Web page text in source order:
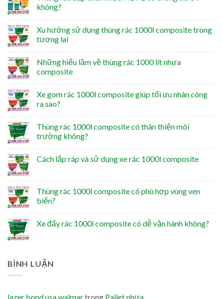
không?
Xu hướng sử dụng thùng rác 1000l composite trong
tương lai
Những hiểu lầm về thùng rác 1000 lít nhựa
composite
Xe gom rác 1000l composite giúp tối ưu nhân công
ra sao?
Thùng rác 1000l composite có thân thiện môi
trường không?
Cách lắp ráp và sử dụng xe rác 1000l composite
Thùng rác 1000l composite có phù hợp vùng ven
biển?
Xe đẩy rác 1000l composite có dễ vận hành không?
BÌNH LUẬN
lazer bond usa walmartrong Pallet nhựa